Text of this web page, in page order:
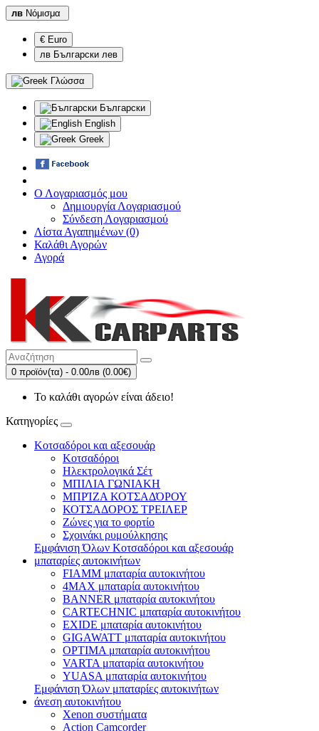
лв Νόμισμα
€ Euro
лв Български лев
Γλώσσα
Български
English
Greek
Ο Λογαριασμός μου
Δημιουργία Λογαριασμού
Σύνδεση Λογαριασμού
Λίστα Αγαπημένων (0)
Καλάθι Αγορών
Αγορά
0 προϊόν(τα) - 0.00лв (0.00€)
Το καλάθι αγορών είναι άδειο!
Κατηγορίες
Κοτσαδόροι και αξεσουάρ
Κοτσαδόροι
Ηλεκτρολογικά Σέτ
ΜΠΙΛΙΑ ΓΩΝΙΑΚΗ
ΜΠΡΊΖΑ ΚΟΤΣΑΔΌΡΟΥ
ΚΟΤΣΑΔΟΡΟΣ ΤΡΕΙΛΕΡ
Ζώνες για το φορτίο
Σχοινάκι ρυμούλκησης
Εμφάνιση Όλων Κοτσαδόροι και αξεσουάρ
μπαταρίες αυτοκινήτων
FIAMM μπαταρία αυτοκινήτου
4MAX μπαταρία αυτοκινήτου
BANNER μπαταρία αυτοκινήτου
CARTECHNIC μπαταρία αυτοκινήτου
EXIDE μπαταρία αυτοκινήτου
GIGAWATT μπαταρία αυτοκινήτου
OPTIMA μπαταρία αυτοκινήτου
VARTA μπαταρία αυτοκινήτου
YUASA μπαταρία αυτοκινήτου
Εμφάνιση Όλων μπαταρίες αυτοκινήτων
άνεση αυτοκινήτου
Xenon συστήματα
Action Camcorder